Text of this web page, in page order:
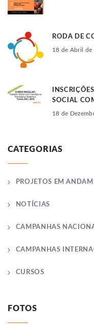
RODA DE
18 de Abril
SOCIAL
18 de
CATEGORIAS
PROJETOS EM
NOTÍCIAS
CAMPANHAS
CAMPANHAS
CURSOS
FOTOS